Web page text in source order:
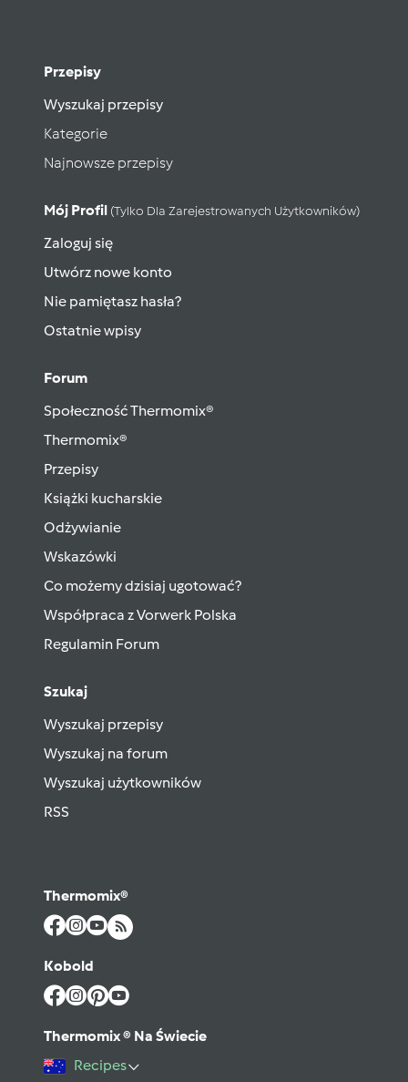
Przepisy
Wyszukaj przepisy
Kategorie
Najnowsze przepisy
Mój Profil (tylko Dla Zarejestrowanych Użytkowników)
Zaloguj się
Utwórz nowe konto
Nie pamiętasz hasła?
Ostatnie wpisy
Forum
Społeczność Thermomix®
Thermomix®
Przepisy
Książki kucharskie
Odżywianie
Wskazówki
Co możemy dzisiaj ugotować?
Współpraca z Vorwerk Polska
Regulamin Forum
Szukaj
Wyszukaj przepisy
Wyszukaj na forum
Wyszukaj użytkowników
RSS
Thermomix®
Kobold
Thermomix ® Na Świecie
Recipes